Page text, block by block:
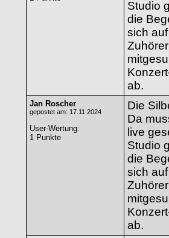
Studio
die
sich
ab.
Jan Roscher
gepostet am: 17.11.2024
User-Wertung:
1 Punkte
Die
Da
live
Studio
die
sich
ab.